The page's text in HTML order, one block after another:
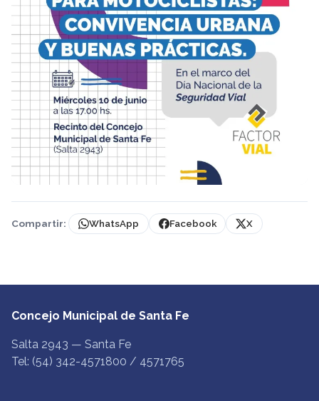
Compartir: WhatsApp Facebook X
Concejo Municipal de Santa Fe
Salta 2943 — Santa Fe
Tel: (54) 342-4571800 / 4571765